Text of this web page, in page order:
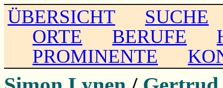
ÜBERSICHT
SUCHE
ORTE
BERUFE
PROMINENTE